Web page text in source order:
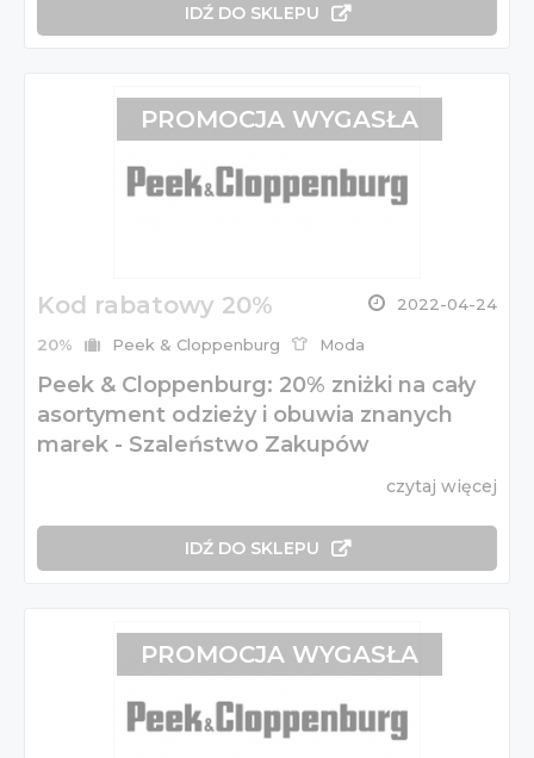
IDŹ DO SKLEPU
Kod rabatowy 20% 2022-04-24
20% Peek & Cloppenburg Moda
Peek & Cloppenburg: 20% zniżki na cały
asortyment odzieży i obuwia znanych
marek - Szaleństwo Zakupów
czytaj więcej
IDŹ DO SKLEPU
PROMOCJA WYGASŁA
PROMOCJA WYGASŁA